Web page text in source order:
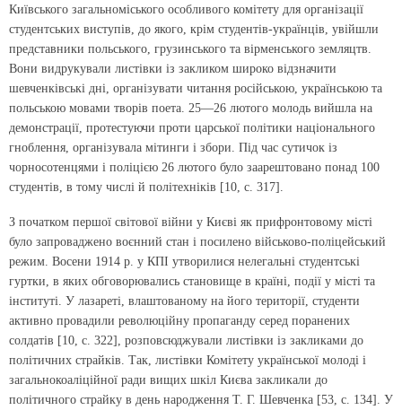
Київського загальноміського особливого комітету для організації
студентських виступів, до якого, крім студентів-українців, увійшли
представники польського, грузинського та вірменського земляцтв.
Вони видрукували листівки із закликом широко відзначити
шевченківські дні, організувати читання російською, українською та
польською мовами творів поета. 25—26 лютого молодь вийшла на
демонстрації, протестуючи проти царської політики національного
гноблення, організувала мітинги і збори. Під час сутичок із
чорносотенцями і поліцією 26 лютого було заарештовано понад 100
студентів, в тому числі й політехніків [10, с. 317].
З початком першої світової війни у Києві як прифронтовому місті
було запроваджено воєнний стан і посилено військово-поліцейський
режим. Восени 1914 р. у КПІ утворилися нелегальні студентські
гуртки, в яких обговорювались становище в країні, події у місті та
інституті. У лазареті, влаштованому на його території, студенти
активно провадили революційну пропаганду серед поранених
солдатів [10, с. 322], розповсюджували листівки із закликами до
політичних страйків. Так, листівки Комітету української молоді і
загальнокоаліційної ради вищих шкіл Києва закликали до
політичного страйку в день народження Т. Г. Шевченка [53, с. 134]. У